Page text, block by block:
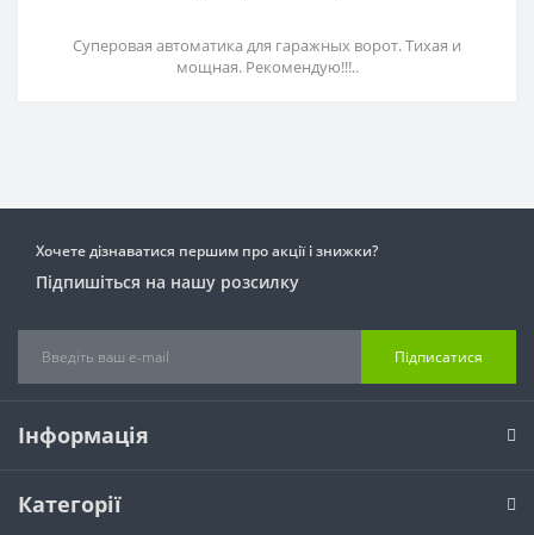
Суперовая автоматика для гаражных ворот. Тихая и
мощная. Рекомендую!!!..
Хочете дізнаватися першим про акції і знижки?
Підпишіться на нашу розсилку
Підписатися
Інформація
Категорії